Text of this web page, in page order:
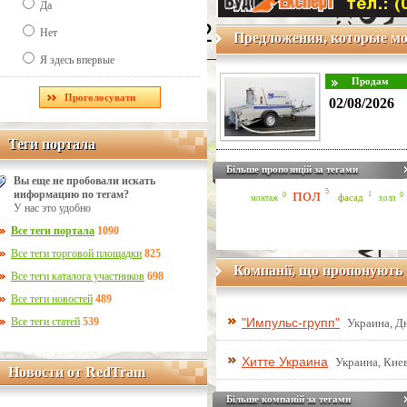
Line Number: 42
Да
Нет
Я здесь впервые
Теги портала
Теги портала
Вы еще не пробовали искать
информацию по тегам?
У нас это удобно
Все теги портала 1090
Все теги торговой площадки 825
Все теги каталога участников 698
Все теги новостей 489
Все теги статей 539
Новости от RedTram
Новости от RedTram
Предложения, которые
02/08/2026
Більше пропозицій за тегами
монтаж 0 пол 5
фасад 1 холл 0
Компанії, що пропонують
"Импульс-групп" Украина,
Хитте Украина Украина,
Більше компаній за тегами